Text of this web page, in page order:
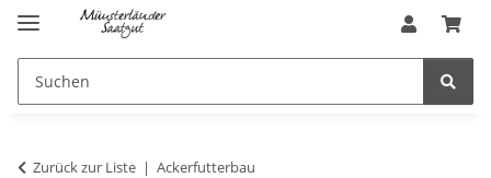
Zurück zur Liste Ackerfutterbau